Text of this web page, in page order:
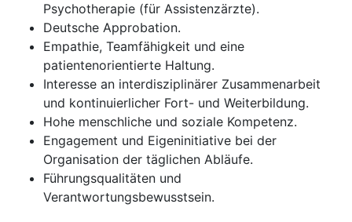
Psychotherapie (für Assistenzärzte).
Deutsche Approbation.
Empathie, Teamfähigkeit und eine
patientenorientierte Haltung.
Interesse an interdisziplinärer Zusammenarbeit
und kontinuierlicher Fort- und Weiterbildung.
Hohe menschliche und soziale Kompetenz.
Engagement und Eigeninitiative bei der
Organisation der täglichen Abläufe.
Führungsqualitäten und
Verantwortungsbewusstsein.